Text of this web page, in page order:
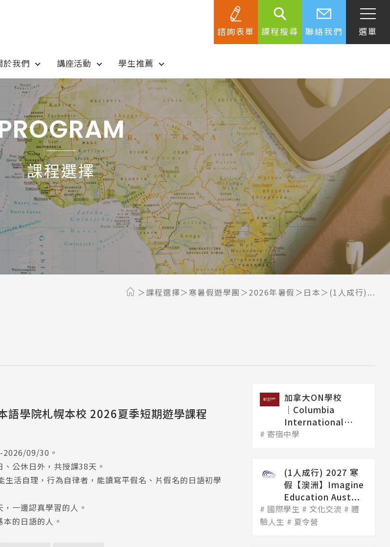
諮詢表單 課程搜尋 聯絡我們 選單
於我們 講座活動 學生推薦
優惠
Program 課程選擇
語言學校
國高中小學校
專業技職｜海外工讀
寒暑假遊學團
學士碩士
SEC 知識庫
關於簽證
生活資訊
跟著遊學大使看世界
學習要領
工作規範
生涯規劃
課程選擇
課程選擇 寒暑假遊學團 2026年暑假 日本 (1人成行)...
語學院札幌本校 2026夏季短期遊學課程
09/30。
公休日外，共授課38天。
生活自理，行為自律者，能讀寫平假名、片假名的日語初學
一邊認真學習的人。
的日語的人。
加拿大ON學校
│Columbia
International
College 哥...
寄宿中學
(1人成行) 2027 寒
假【澳洲】Imagine
Education Aust...
國際學生 文化交流
體
驗人生
夏令營